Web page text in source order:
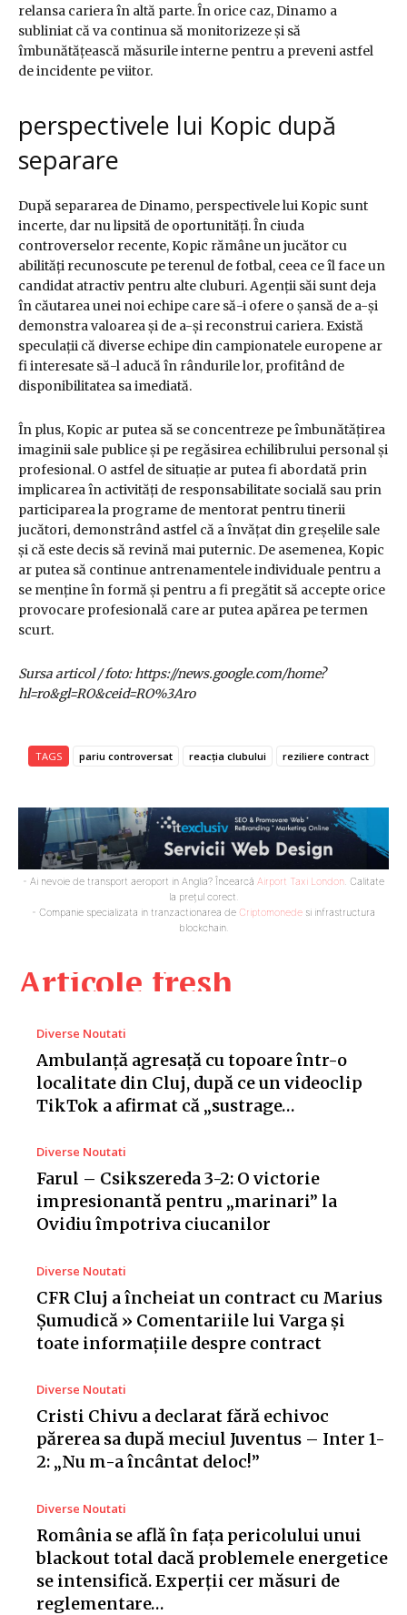
Articole fresh
Diverse Noutati
Ambulanță agresață cu topoare într-o
localitate din Cluj, după ce un videoclip
TikTok a afirmat că „sustrage…
Diverse Noutati
Farul – Csikszereda 3-2: O victorie
impresionantă pentru „marinari” la
Ovidiu împotriva ciucanilor
Diverse Noutati
CFR Cluj a încheiat un contract cu Marius
Șumudică » Comentariile lui Varga și
toate informațiile despre contract
Diverse Noutati
Cristi Chivu a declarat fără echivoc
părerea sa după meciul Juventus – Inter 1-
2: „Nu m-a încântat deloc!”
Diverse Noutati
România se află în fața pericolului unui
blackout total dacă problemele energetice
se intensifică. Experții cer măsuri de
reglementare…
relansa cariera în altă parte. În orice caz, Dinamo a
subliniat că va continua să monitorizeze și să
îmbunătățească măsurile interne pentru a preveni astfel
de incidente pe viitor.
perspectivele lui Kopic după
separare
După separarea de Dinamo, perspectivele lui Kopic sunt
incerte, dar nu lipsită de oportunități. În ciuda
controverselor recente, Kopic rămâne un jucător cu
abilități recunoscute pe terenul de fotbal, ceea ce îl face un
candidat atractiv pentru alte cluburi. Agenții săi sunt deja
în căutarea unei noi echipe care să-i ofere o șansă de a-și
demonstra valoarea și de a-și reconstrui cariera. Există
speculații că diverse echipe din campionatele europene ar
fi interesate să-l aducă în rândurile lor, profitând de
disponibilitatea sa imediată.
În plus, Kopic ar putea să se concentreze pe îmbunătățirea
imaginii sale publice și pe regăsirea echilibrului personal și
profesional. O astfel de situație ar putea fi abordată prin
implicarea în activități de responsabilitate socială sau prin
participarea la programe de mentorat pentru tinerii
jucători, demonstrând astfel că a învățat din greșelile sale
și că este decis să revină mai puternic. De asemenea, Kopic
ar putea să continue antrenamentele individuale pentru a
se menține în formă și pentru a fi pregătit să accepte orice
provocare profesională care ar putea apărea pe termen
scurt.
Sursa articol / foto: https://news.google.com/home?
hl=ro&gl=RO&ceid=RO%3Aro
TAGS pariu controversat reacția clubului reziliere contract
- Ai nevoie de transport aeroport in Anglia? Încearcă Airport Taxi London . Calitate
la prețul corect.
- Companie specializata in tranzactionarea de Criptomonede si infrastructura
blockchain.